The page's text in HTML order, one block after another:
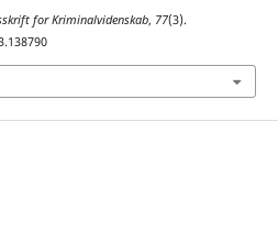
for Kriminalvidenskab, 77(3).